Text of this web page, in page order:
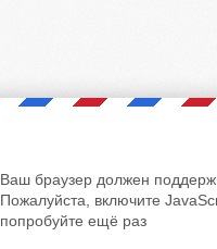
Ваш браузер должен
Пожалуйста, включите
попробуйте ещё раз